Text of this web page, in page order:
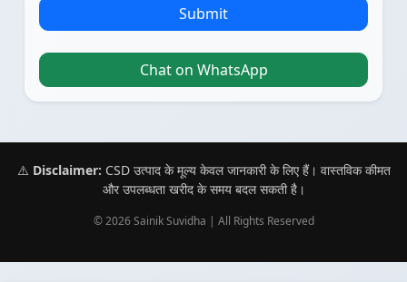
Submit
Chat on WhatsApp
⚠️ Disclaimer: CSD उत्पाद के मूल्य केवल जानकारी के लिए हैं। वास्तविक कीमत
और उपलब्धता खरीद के समय बदल सकती है।
© 2026 Sainik Suvidha | All Rights Reserved